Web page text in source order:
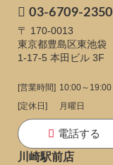
03-6709-2350
〒 170-0013
東京都豊島区東池袋
1-17-5 本田ビル 3F
[営業時間] 10:00～19:00
[定休日]
月曜日
電話する
川崎駅前店